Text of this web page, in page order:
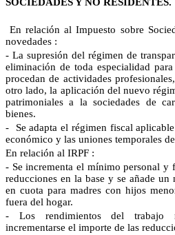
SOCIEDADES Y NO RESIDENTES.
En relación al Impuesto sobre
novedades :
- La supresión del régimen de
eliminación de toda especialidad
procedan de actividades
otro lado, la aplicación del nuevo
patrimoniales a la sociedades de
bienes.
-
Se adapta el régimen fiscal
económico y las uniones temporales
En relación al IRPF :
- Se incrementa el mínimo personal y
reducciones en la base y se añade
en cuota para madres con hijos
fuera del hogar.
- Los rendimientos del trabajo
incrementarse el importe de las